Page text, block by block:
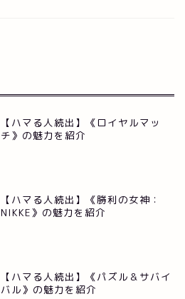
【ハマる人続出】《ロイヤルマッ
チ》の魅力を紹介
【ハマる人続出】《勝利の女神：
NIKKE》の魅力を紹介
【ハマる人続出】《パズル＆サバイ
バル》の魅力を紹介